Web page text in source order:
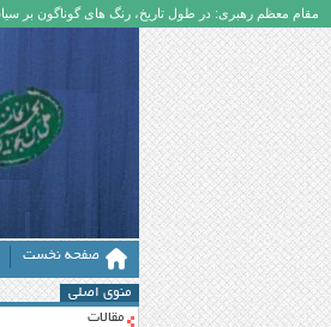
مقام معظم رهبری: در طول تاریخ، رنگ های گوناگون بر
صفحه نخست
منوی اصلی
مقالات